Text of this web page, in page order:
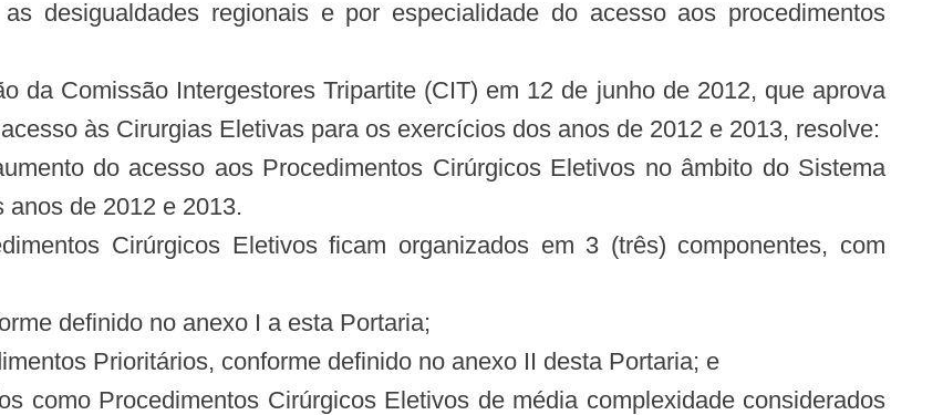
desigualdades regionais e por especialidade do acesso aos procedimentos
da Comissão Intergestores Tripartite (CIT) em 12 de junho de 2012, que aprova
às Cirurgias Eletivas para os exercícios dos anos de 2012 e 2013, resolve:
do acesso aos Procedimentos Cirúrgicos Eletivos no âmbito do Sistema
de 2012 e 2013.
Cirúrgicos Eletivos ficam organizados em 3 (três) componentes, com
definido no anexo I a esta Portaria;
Prioritários, conforme definido no anexo II desta Portaria; e
como Procedimentos Cirúrgicos Eletivos de média complexidade considerados